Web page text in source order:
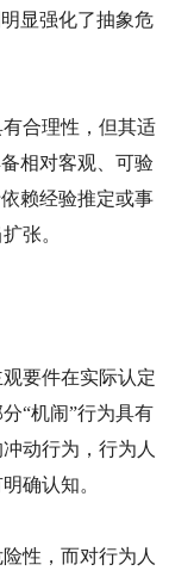
显强化了抽象危
合理性，但其适
相对客观、可验
赖经验推定或事
张。
要件在实际认定
“机闹”行为具有
动行为，行为人
确认知。
性，而对行为人